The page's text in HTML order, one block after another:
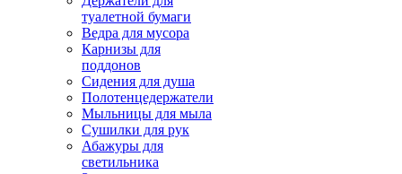
туалетной бумаги
Ведра для мусора
Карнизы для
поддонов
Сидения для душа
Полотенцедержатели
Мыльницы для мыла
Сушилки для рук
Абажуры для
светильника